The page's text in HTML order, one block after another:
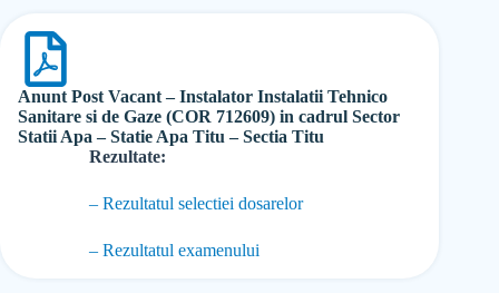
Anunt Post Vacant – Instalator Instalatii Tehnico
Sanitare si de Gaze (COR 712609) in cadrul Sector
Statii Apa – Statie Apa Titu – Sectia Titu
Rezultate:
– Rezultatul selectiei dosarelor
– Rezultatul examenului